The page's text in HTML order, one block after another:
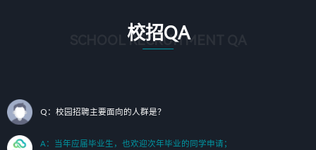
2. 熟悉 前端常用框架, 能独立完成设计给予的 UI 效果;
3. 有良好的代码习惯, 低级错误出现频率低;
7. 了解或熟悉 WebGL 及相关框架优先。
（岗位人员专职于行业应用解决方案、项目申报方案、投标方案的策划编写）
校招QA
SCHOOL RECRUITMENT QA
Q：校园招聘主要面向的人群是？
A：当年应届毕业生，也欢迎次年毕业的同学申请；